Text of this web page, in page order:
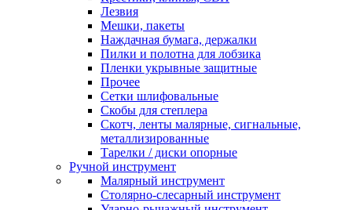
Лезвия
Мешки, пакеты
Наждачная бумага, держалки
Пилки и полотна для лобзика
Пленки укрывные защитные
Прочее
Сетки шлифовальные
Скобы для степлера
Скотч, ленты малярные, сигнальные,
металлизированные
Тарелки / диски опорные
Ручной инструмент
Малярный инструмент
Столярно-слесарный инструмент